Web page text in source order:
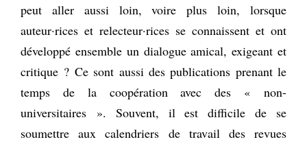
peut aller aussi loin, voire plus loin, lorsque
auteur·rices et relecteur·rices se connaissent et ont
développé ensemble un dialogue amical, exigeant et
critique ? Ce sont aussi des publications prenant le
temps de la coopération avec des « non-
universitaires ». Souvent, il est difficile de se
soumettre aux calendriers de travail des revues